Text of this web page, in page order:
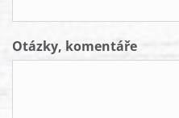
Otázky, komentáře